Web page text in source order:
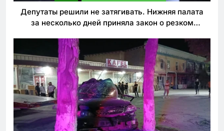
Депутаты решили не затягивать. Нижняя палата
за несколько дней приняла закон о резком